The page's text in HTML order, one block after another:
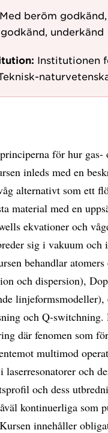
Med beröm
underkänd
Institutionen
för hur gas-
inleds med en
alternativt som ett
material med en
ekvationer och
sig i vakuum och
behandlar
och dispersion),
och Q-
där fenomen som
multimod
laserresonatorer och
och dess
kontinuerliga som
innehåller